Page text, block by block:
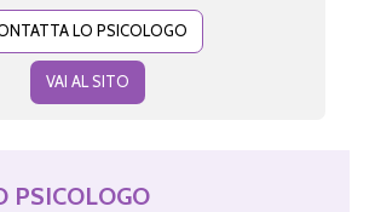
LO PSICOLOGO
VAI AL SITO
PSICOLOGO